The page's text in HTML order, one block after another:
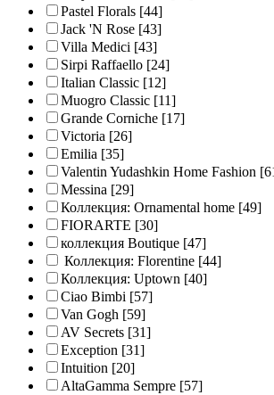
Pastel Florals [44]
Jack 'N Rose [43]
Villa Medici [43]
Sirpi Raffaello [24]
Italian Classic [12]
Muogro Сlassic [11]
Grande Corniche [17]
Victoria [26]
Emilia [35]
Valentin Yudashkin Home Fashion
Messina [29]
Коллекция: Ornamental home [49]
FIORARTE [30]
коллекция Boutique [47]
Коллекция: Florentine [44]
Коллекция: Uptown [40]
Ciao Bimbi [57]
Van Gogh [59]
AV Secrets [31]
Exception [31]
Intuition [20]
AltaGamma Sempre [57]